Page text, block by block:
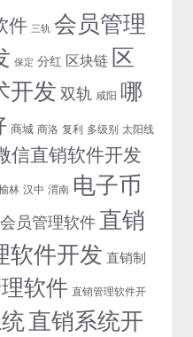
件 三轨 会员管理
保定 分红 区块链 区
开发 双轨 咸阳 哪
商城 商洛 复利 多级别 太阳线
信直销软件开发
林 汉中 渭南 电子币
员管理软件 直销
软件开发 直销制
软件 直销管理软件开
直销系统开